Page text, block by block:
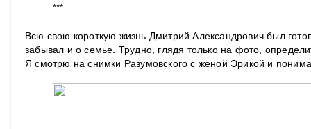
***
Всю свою короткую жизнь Дмитрий Александрович был
забывал и о семье. Трудно, глядя только на фото,
Я смотрю на снимки Разумовского с женой Эрикой и